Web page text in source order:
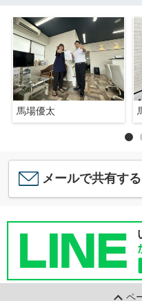
馬場優太
メールで共有する
ペ